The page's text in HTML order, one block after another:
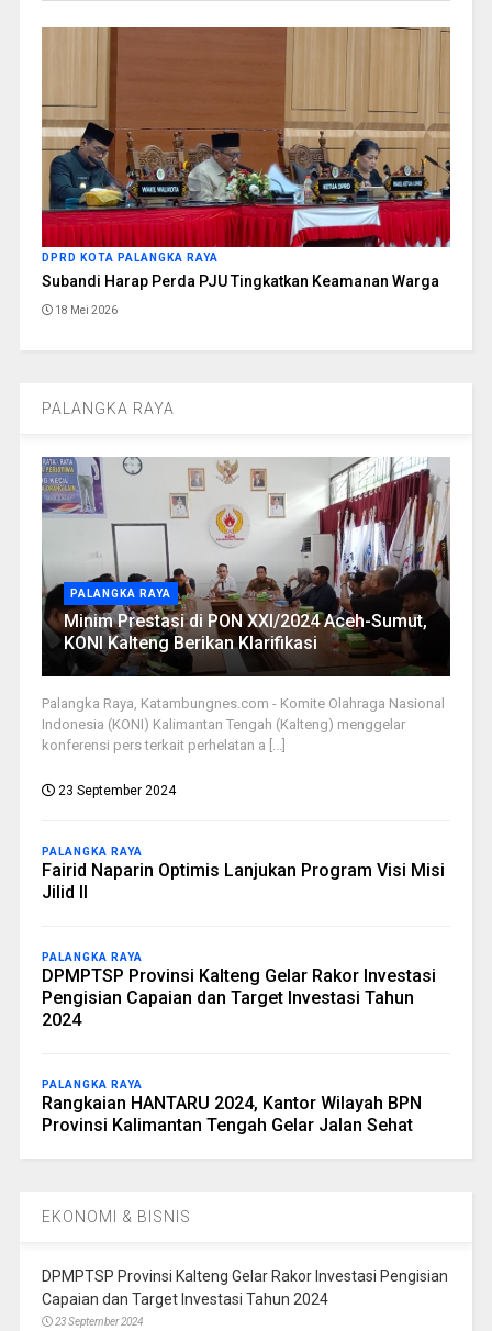
DPRD KOTA PALANGKA RAYA
Subandi Harap Perda PJU Tingkatkan Keamanan Warga
18 Mei 2026
PALANGKA RAYA
PALANGKA RAYA
Minim Prestasi di PON XXI/2024 Aceh-Sumut,
KONI Kalteng Berikan Klarifikasi
Palangka Raya, Katambungnes.com - Komite Olahraga Nasional
Indonesia (KONI) Kalimantan Tengah (Kalteng) menggelar
konferensi pers terkait perhelatan a [...]
23 September 2024
PALANGKA RAYA
Fairid Naparin Optimis Lanjukan Program Visi Misi
Jilid II
PALANGKA RAYA
DPMPTSP Provinsi Kalteng Gelar Rakor Investasi
Pengisian Capaian dan Target Investasi Tahun
2024
PALANGKA RAYA
Rangkaian HANTARU 2024, Kantor Wilayah BPN
Provinsi Kalimantan Tengah Gelar Jalan Sehat
EKONOMI & BISNIS
DPMPTSP Provinsi Kalteng Gelar Rakor Investasi Pengisian
Capaian dan Target Investasi Tahun 2024
23 September 2024